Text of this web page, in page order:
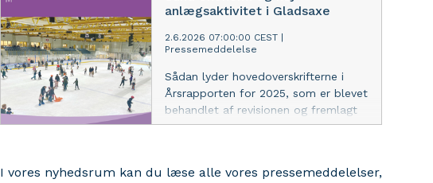
generation af buslæskure.
anlægsaktivitet i Gladsaxe
2.6.2026 07:00:00 CEST
Pressemeddelelse
Sådan lyder hovedoverskrifterne i
Årsrapporten for 2025, som er blevet
behandlet af revisionen og fremlagt
af borgmester Serdal Benli på
I vores nyhedsrum kan du læse alle vores pressemeddelelser,